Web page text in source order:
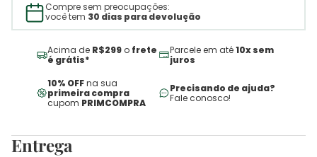
Compre sem preocupações:
você tem 30 dias para devolução
Acima de R$299 o frete
é grátis*
Parcele em até10x sem
juros
10% OFFna sua
primeira compra
cupom PRIMCOMPRA
Precisando de ajuda?
Fale conosco!
Entrega